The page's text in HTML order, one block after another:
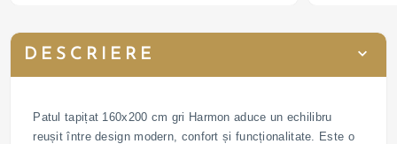
DESCRIERE
Patul tapițat 160x200 cm gri Harmon aduce un echilibru
reușit între design modern, confort și funcționalitate. Este o